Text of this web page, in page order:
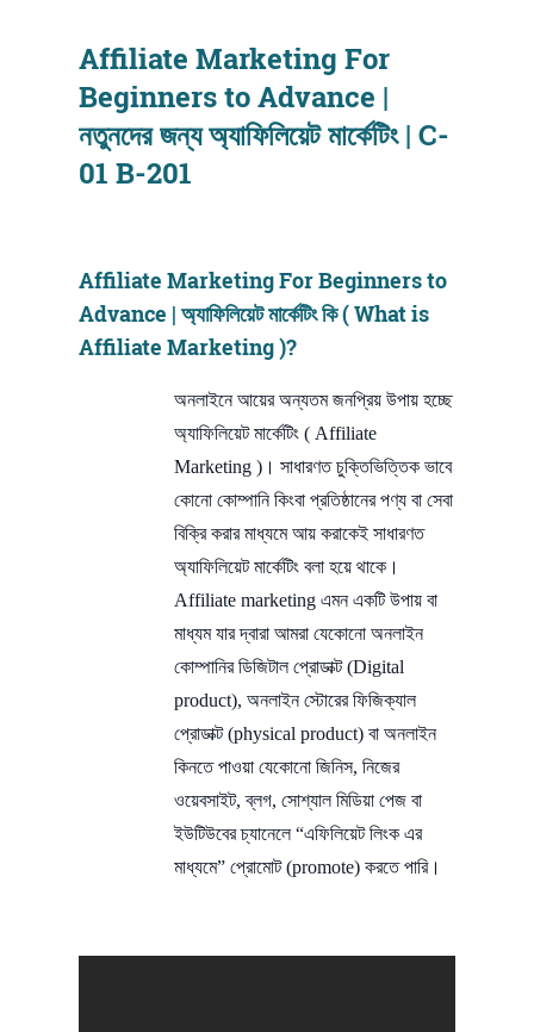
Affiliate Marketing For
Beginners to Advance |
নতুনদের জন্য অ্যাফিলিয়েট মার্কেটিং | C-
01 B-201
Affiliate Marketing For Beginners to
Advance | অ্যাফিলিয়েট মার্কেটিং কি ( What is
Affiliate Marketing )?
অনলাইনে আয়ের অন্যতম জনপ্রিয় উপায় হচ্ছে
অ্যাফিলিয়েট মার্কেটিং ( Affiliate
Marketing )। সাধারণত চুক্তিভিত্তিক ভাবে
কোনো কোম্পানি কিংবা প্রতিষ্ঠানের পণ্য বা সেবা
বিক্রি করার মাধ্যমে আয় করাকেই সাধারণত
অ্যাফিলিয়েট মার্কেটিং বলা হয়ে থাকে।
Affiliate marketing এমন একটি উপায় বা
মাধ্যম যার দ্বারা আমরা যেকোনো অনলাইন
কোম্পানির ডিজিটাল প্রোডাক্ট (Digital
product), অনলাইন স্টোরের ফিজিক্যাল
প্রোডাক্ট (physical product) বা অনলাইন
কিনতে পাওয়া যেকোনো জিনিস, নিজের
ওয়েবসাইট, ব্লগ, সোশ্যাল মিডিয়া পেজ বা
ইউটিউবের চ্যানেলে “এফিলিয়েট লিংক এর
মাধ্যমে” প্রোমোট (promote) করতে পারি।